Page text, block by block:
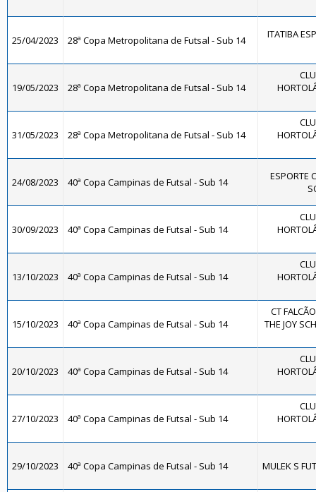
25/04/2023 28ª Copa Metropolitana de Futsal - Sub 14 ITATIBA
19/05/2023 28ª Copa Metropolitana de Futsal - Sub 14
31/05/2023 28ª Copa Metropolitana de Futsal - Sub 14
24/08/2023 40ª Copa Campinas de Futsal - Sub 14
ESPORTE
30/09/2023 40ª Copa Campinas de Futsal - Sub 14
13/10/2023 40ª Copa Campinas de Futsal - Sub 14
15/10/2023 40ª Copa Campinas de Futsal - Sub 14
CT
THE JOY
20/10/2023 40ª Copa Campinas de Futsal - Sub 14
27/10/2023 40ª Copa Campinas de Futsal - Sub 14
29/10/2023 40ª Copa Campinas de Futsal - Sub 14 MULEK S